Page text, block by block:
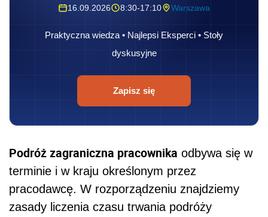
16.09.2026 8:30-17:10 Warszawa
Praktyczna wiedza • Najlepsi Eksperci • Stoły
dyskusyjne
Zapisz się
Podróż zagraniczna pracownika odbywa się w
terminie i w kraju określonym przez
pracodawcę. W rozporządzeniu znajdziemy
zasady liczenia czasu trwania podróży